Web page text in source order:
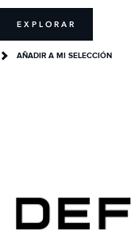
EXPLORAR
AÑADIR A MI SELECCIÓN